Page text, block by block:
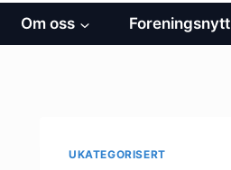
Om oss Foreningsnytt
UKATEGORISERT